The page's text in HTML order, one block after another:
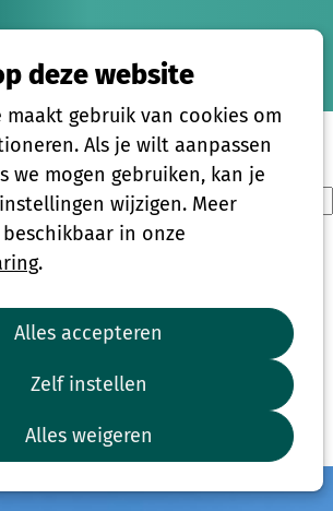
deze website
maakt gebruik van cookies om
Als je wilt aanpassen
we mogen gebruiken, kan je
wijzigen. Meer
in onze
.
Alles accepteren
Zelf instellen
Alles weigeren
2 3 4 ...